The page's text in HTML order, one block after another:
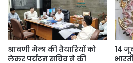
अ
स्त
-
व्य
स्त
।
क
ती
हैं
दा
वे
दा
श्रावणी मेला की तैयारियों को
लेकर पर्यटन सचिव ने की
14